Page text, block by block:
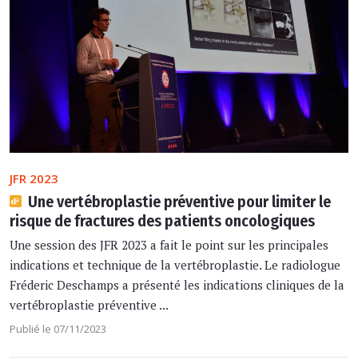
JFR 2023
Une vertébroplastie préventive pour limiter le
risque de fractures des patients oncologiques
Une session des JFR 2023 a fait le point sur les principales
indications et technique de la vertébroplastie. Le radiologue
Fréderic Deschamps a présenté les indications cliniques de la
vertébroplastie préventive ...
Publié le 07/11/2023